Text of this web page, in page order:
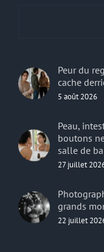
Peur du
cache
5 août 2026
Peau,
boutons
salle de
27 juillet
grands
22 juillet